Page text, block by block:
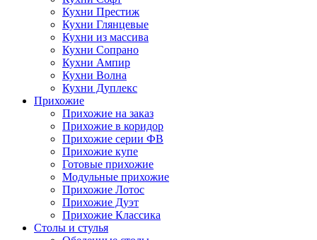
Кухни Престиж
Кухни Глянцевые
Кухни из массива
Кухни Сопрано
Кухни Ампир
Кухни Волна
Кухни Дуплекс
Прихожие
Прихожие на заказ
Прихожие в коридор
Прихожие серии ФВ
Прихожие купе
Готовые прихожие
Модульные прихожие
Прихожие Лотос
Прихожие Дуэт
Прихожие Классика
Столы и стулья